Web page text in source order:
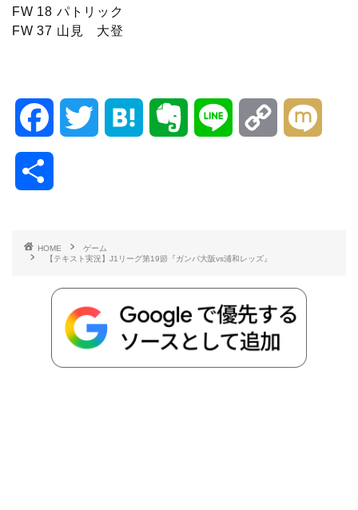
FW 18 パトリック
FW 37 山見 大登
e
r
a o
t n
HOME
ゲーム
【テキスト実況】J1リーグ第19節『ガンバ大阪vs浦和レッズ』